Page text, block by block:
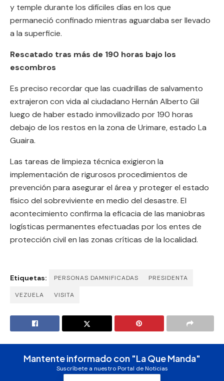
y temple durante los difíciles días en los que
permaneció confinado mientras aguardaba ser llevado
a la superficie.
Rescatado tras más de 190 horas bajo los
escombros
Es preciso recordar que las cuadrillas de salvamento
extrajeron con vida al ciudadano Hernán Alberto Gil
luego de haber estado inmovilizado por 190 horas
debajo de los restos en la zona de Urimare, estado La
Guaira.
Las tareas de limpieza técnica exigieron la
implementación de rigurosos procedimientos de
prevención para asegurar el área y proteger el estado
físico del sobreviviente en medio del desastre. El
acontecimiento confirma la eficacia de las maniobras
logísticas permanentes efectuadas por los entes de
protección civil en las zonas críticas de la localidad.
Etiquetas: PERSONAS DAMNIFICADAS PRESIDENTA
VEZUELA VISITA
Mantente informado con "La Que Manda"
Suscríbete a nuestro Portal de Noticias